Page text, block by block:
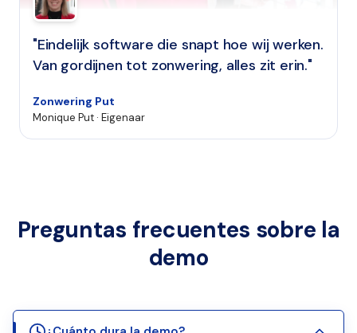
"Eindelijk software die snapt hoe wij werken.
Van gordijnen tot zonwering, alles zit erin."
Zonwering Put
Monique Put · Eigenaar
Preguntas frecuentes sobre la
demo